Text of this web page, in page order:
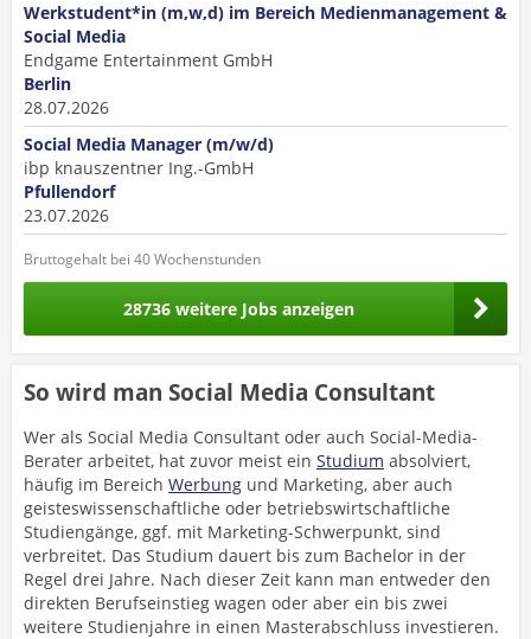
Werkstudent*in (m,w,d) im Bereich Medienmanagement &
Social Media
Endgame Entertainment GmbH
Berlin
28.07.2026
Social Media Manager (m/w/d)
ibp knauszentner Ing.-GmbH
Pfullendorf
23.07.2026
Bruttogehalt bei 40 Wochenstunden
28736 weitere Jobs anzeigen
So wird man Social Media Consultant
Wer als Social Media Consultant oder auch Social-Media-
Berater arbeitet, hat zuvor meist ein Studium absolviert,
häufig im Bereich Werbung und Marketing, aber auch
geisteswissenschaftliche oder betriebswirtschaftliche
Studiengänge, ggf. mit Marketing-Schwerpunkt, sind
verbreitet. Das Studium dauert bis zum Bachelor in der
Regel drei Jahre. Nach dieser Zeit kann man entweder den
direkten Berufseinstieg wagen oder aber ein bis zwei
weitere Studienjahre in einen Masterabschluss investieren.